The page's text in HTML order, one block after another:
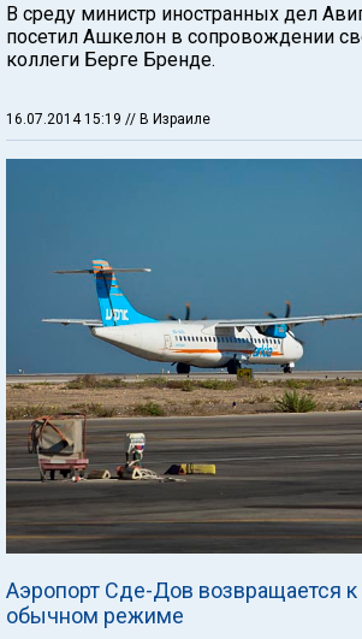
В среду министр иностранных дел
посетил Ашкелон в сопровождении
коллеги Берге Бренде.
16.07.2014 15:19 // В Израиле
Аэропорт Сде-Дов возвращается к
обычном режиме